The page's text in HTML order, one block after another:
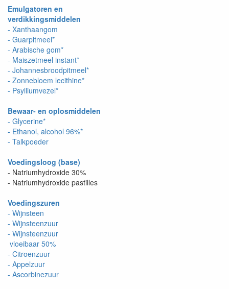
Emulgatoren en
verdikkingsmiddelen
- Xanthaangom
- Guarpitmeel*
- Arabische gom*
- Maiszetmeel instant*
- Johannesbroodpitmeel*
- Zonnebloem lecithine*
- Psylliumvezel*
Bewaar- en oplosmiddelen
- Glycerine*
- Ethanol, alcohol 96%*
- Talkpoeder
Voedingsloog (base)
- Natriumhydroxide 30%
- Natriumhydroxide pastilles
Voedingszuren
- Wijnsteen
- Wijnsteenzuur
- Wijnsteenzuur
vloeibaar 50%
- Citroenzuur
- Appelzuur
- Ascorbinezuur